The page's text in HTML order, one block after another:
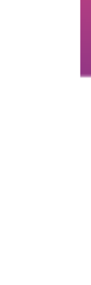
。
，可選擇不同
貸公司會收取
所收取的費
錢前需要向信